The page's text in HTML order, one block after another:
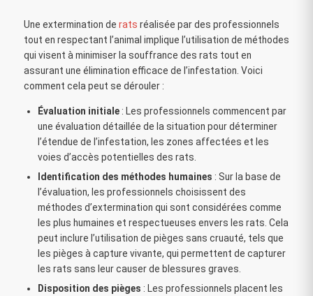
Une extermination de rats réalisée par des professionnels
tout en respectant l’animal implique l’utilisation de méthodes
qui visent à minimiser la souffrance des rats tout en
assurant une élimination efficace de l’infestation. Voici
comment cela peut se dérouler :
Évaluation initiale : Les professionnels commencent par
une évaluation détaillée de la situation pour déterminer
l’étendue de l’infestation, les zones affectées et les
voies d’accès potentielles des rats.
Identification des méthodes humaines : Sur la base de
l’évaluation, les professionnels choisissent des
méthodes d’extermination qui sont considérées comme
les plus humaines et respectueuses envers les rats. Cela
peut inclure l’utilisation de pièges sans cruauté, tels que
les pièges à capture vivante, qui permettent de capturer
les rats sans leur causer de blessures graves.
Disposition des pièges : Les professionnels placent les